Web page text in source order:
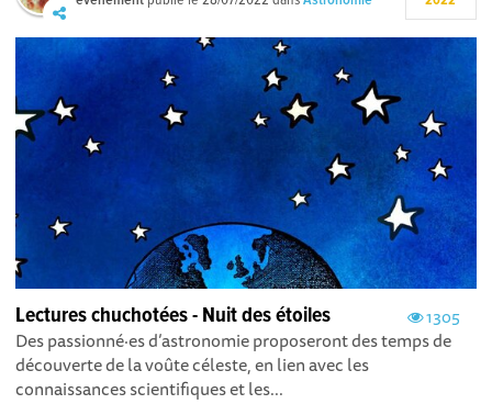
1305
Lectures chuchotées - Nuit des étoiles
Des passionné·es d’astronomie proposeront des temps de
découverte de la voûte céleste, en lien avec les
connaissances scientifiques et les...